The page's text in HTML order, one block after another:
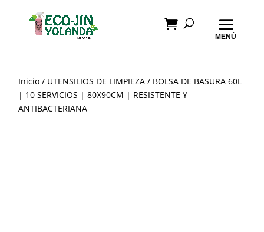
Inicio / UTENSILIOS DE LIMPIEZA / BOLSA DE BASURA 60L
| 10 SERVICIOS | 80X90CM | RESISTENTE Y
ANTIBACTERIANA